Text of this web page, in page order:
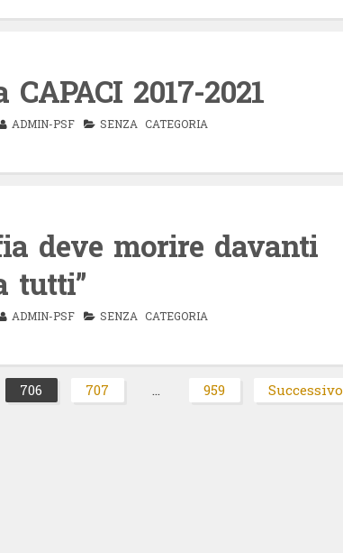
2017-2021
ADMIN-PSF SENZA CATEGORIA
deve morire davanti
tutti”
ADMIN-PSF SENZA CATEGORIA
Pagina
706 Pagina
707 Pagina
959 Successivo